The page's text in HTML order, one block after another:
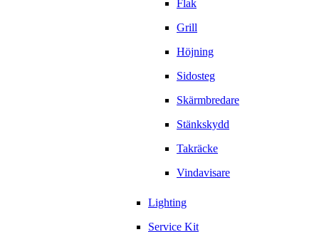
Flak
Grill
Höjning
Sidosteg
Skärmbredare
Stänkskydd
Takräcke
Vindavisare
Lighting
Service Kit